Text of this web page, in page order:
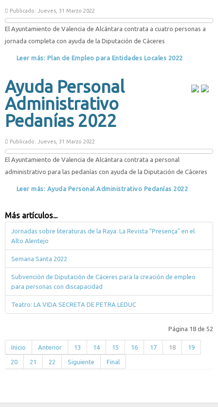
Publicado: Jueves, 31 Marzo 2022
El Ayuntamiento de Valencia de Alcántara contrata a cuatro personas a
jornada completa con ayuda de la Diputación de Cáceres
Leer más: Plan de Empleo para Entidades Locales 2022
Ayuda Personal
Administrativo
Pedanías 2022
Publicado: Jueves, 31 Marzo 2022
El Ayuntamiento de Valencia de Alcántara contrata a personal
administrativo para las pedanías con ayuda de la Diputación de Cáceres
Leer más: Ayuda Personal Administrativo Pedanías 2022
Más artículos...
Jornadas sobre literaturas de la Raya: La Revista "Presença" en el
Alto Alentejo
Semana Santa 2022
Subvención de Diputación de Cáceres para la creación de empleo
para personas con discapacidad
Teatro: LA VIDA SECRETA DE PETRA LEDUC
Página 18 de 52
Inicio Anterior 13 14 15 16 17 18 19
20 21 22 Siguiente Final